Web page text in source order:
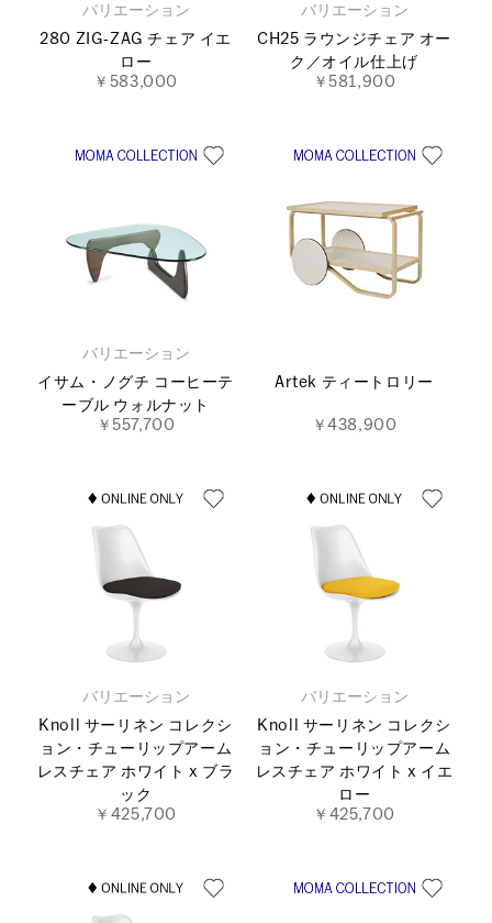
バリエーション
280 ZIG‐ZAG チェア イエ
ロー
￥583,000
バリエーション
CH25 ラウンジチェア オー
ク／オイル仕上げ
￥581,900
バリエーション
イサム・ノグチ コーヒーテ
ーブル ウォルナット
￥557,700
Artek ティートロリー
￥438,900
バリエーション
Knoll サーリネン コレクシ
ョン・チューリップアーム
レスチェア ホワイト x ブラ
ック
￥425,700
バリエーション
Knoll サーリネン コレクシ
ョン・チューリップアーム
レスチェア ホワイト x イエ
ロー
￥425,700